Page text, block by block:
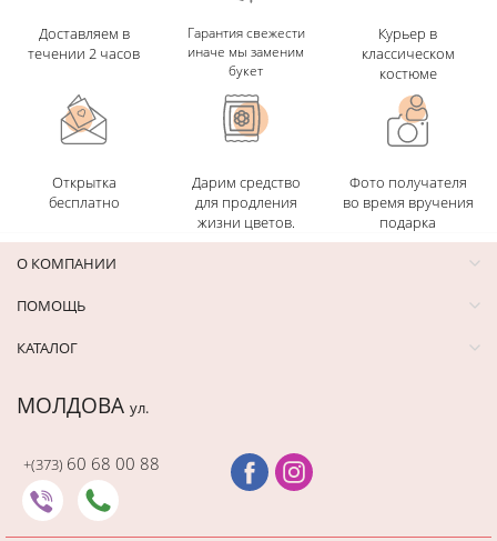
Доставляем в
течении 2 часов
Гарантия свежести
иначе мы заменим
букет
Курьер в
классическом
костюме
Открытка
бесплатно
Дарим средство
для продления
жизни цветов.
Фото получателя
во время вручения
подарка
О КОМПАНИИ
ПОМОЩЬ
КАТАЛОГ
МОЛДОВА ул.
+(373) 60 68 00 88